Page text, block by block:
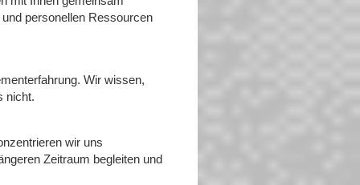
personellen Ressourcen
Wir wissen,
nicht.
wir uns
Zeitraum begleiten und